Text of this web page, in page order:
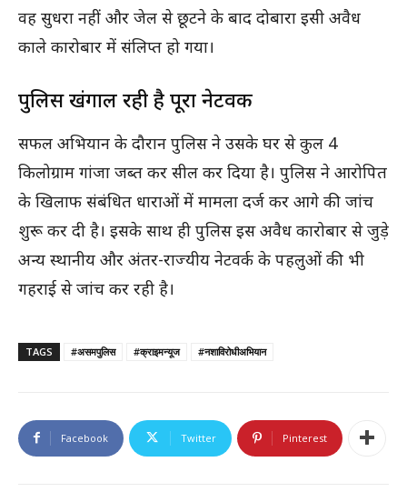
वह सुधरा नहीं और जेल से छूटने के बाद दोबारा इसी अवैध
काले कारोबार में संलिप्त हो गया।
पुलिस खंगाल रही है पूरा नेटवर्क
सफल अभियान के दौरान पुलिस ने उसके घर से कुल 4
किलोग्राम गांजा जब्त कर सील कर दिया है। पुलिस ने आरोपित
के खिलाफ संबंधित धाराओं में मामला दर्ज कर आगे की जांच
शुरू कर दी है। इसके साथ ही पुलिस इस अवैध कारोबार से जुड़े
अन्य स्थानीय और अंतर-राज्यीय नेटवर्क के पहलुओं की भी
गहराई से जांच कर रही है।
TAGS #असमपुलिस #क्राइमन्यूज #नशाविरोधीअभियान
Facebook Twitter Pinterest